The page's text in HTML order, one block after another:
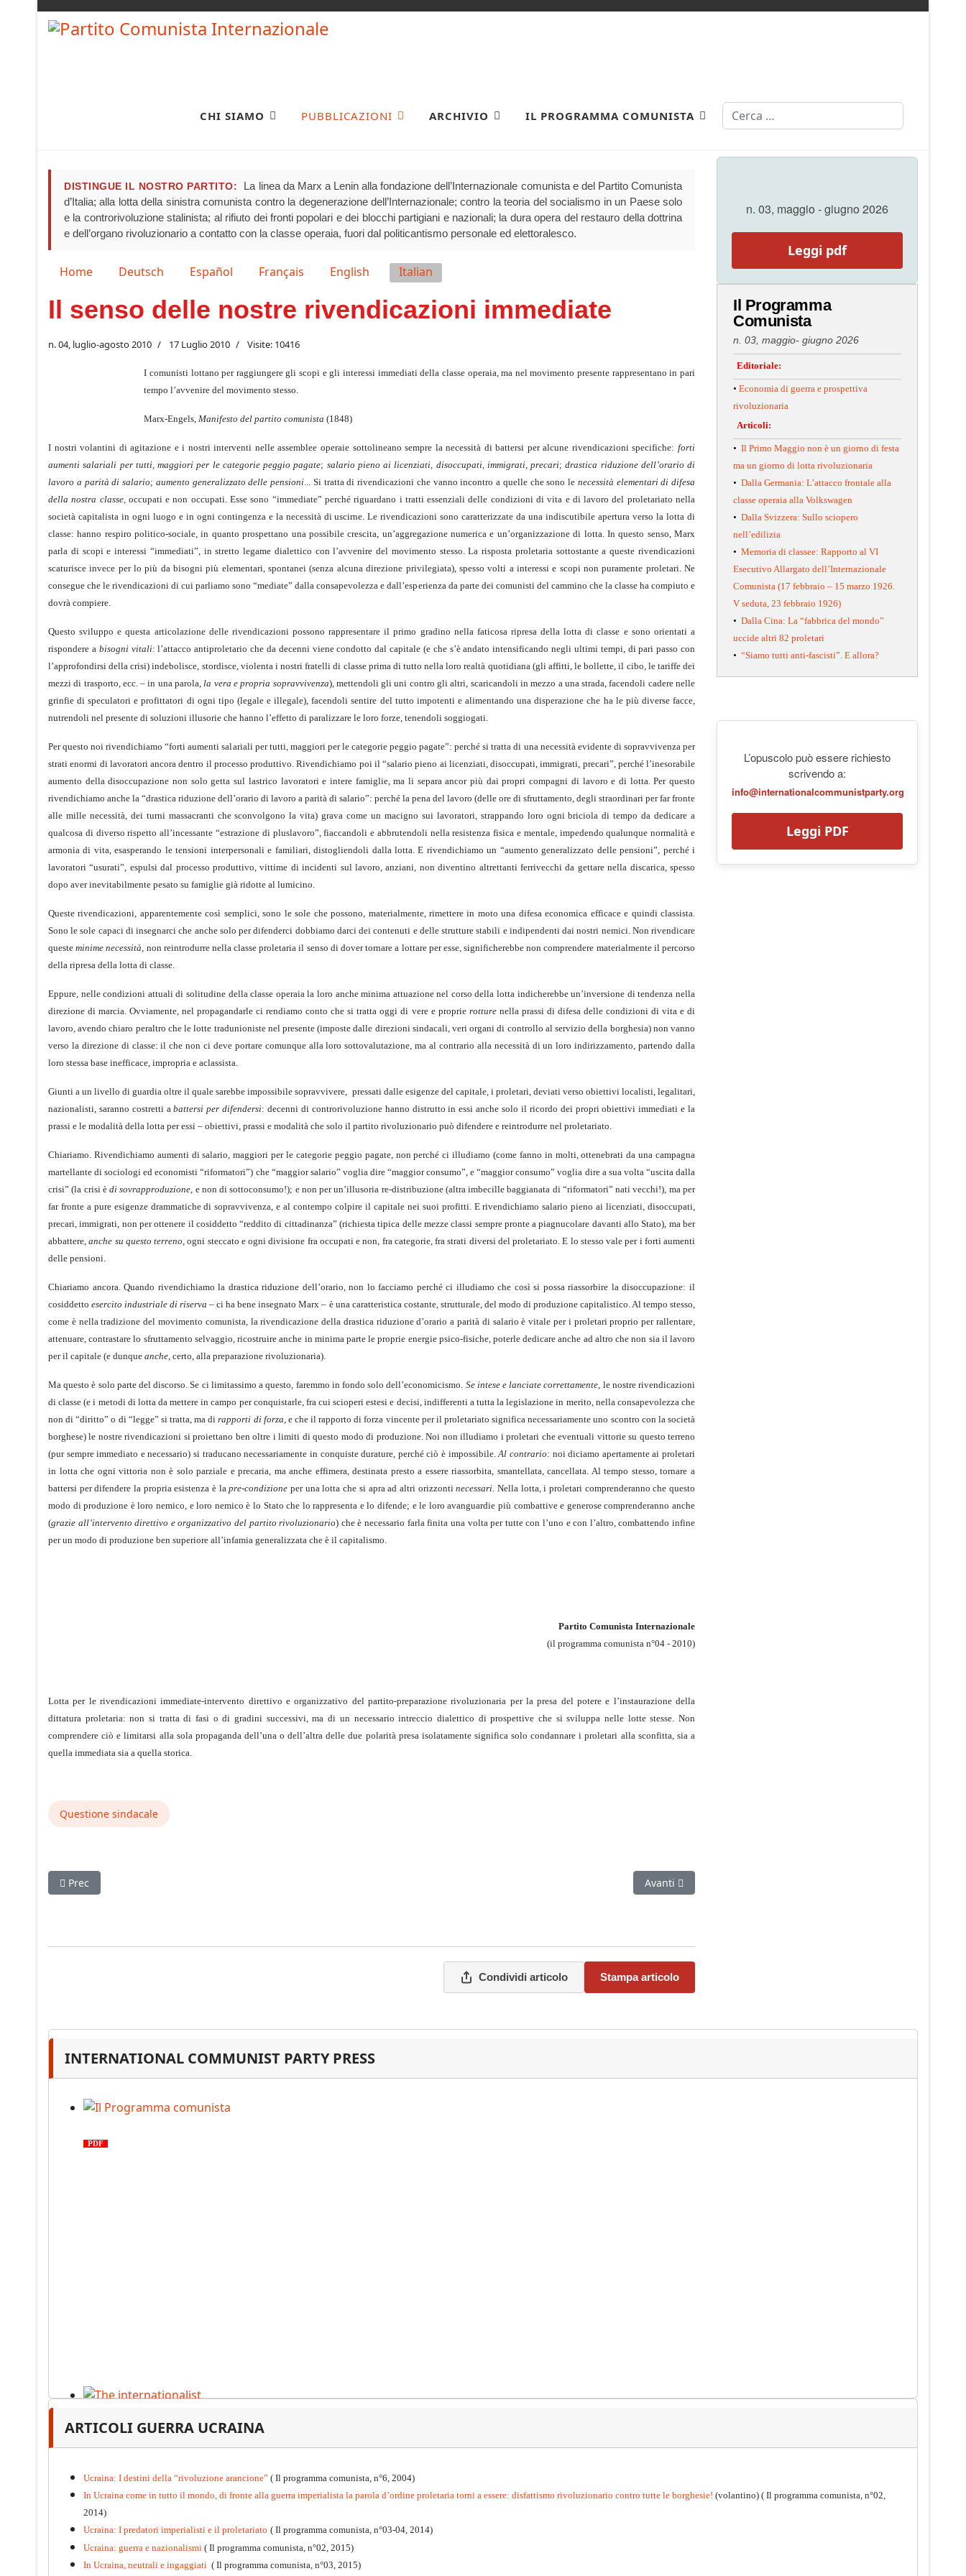
CHI SIAMO PUBBLICAZIONI ARCHIVIO IL PROGRAMMA COMUNISTA Cerca
DISTINGUE IL NOSTRO PARTITO:
La linea da Marx a Lenin alla fondazione dell’Internazionale comunista e del Partito Comunista
d’Italia; alla lotta della sinistra comunista contro la degenerazione dell’Internazionale; contro la teoria del socialismo in un Paese solo
e la controrivoluzione stalinista; al rifiuto dei fronti popolari e dei blocchi partigiani e nazionali; la dura opera del restauro della dottrina
e dell’organo rivoluzionario a contatto con la classe operaia, fuori dal politicantismo personale ed elettoralesco.
Seleziona la tua lingua
Home Deutsch Español Français English Italian
Il senso delle nostre rivendicazioni immediate
n. 04, luglio-agosto 2010 17 Luglio 2010 Visite: 10416
I comunisti lottano per raggiungere gli scopi e gli interessi immediati della classe operaia, ma nel movimento presente rappresentano in pari
tempo l’avvenire del movimento stesso.
Marx-Engels, Manifesto del partito comunista (1848)
I nostri volantini di agitazione e i nostri interventi nelle assemblee operaie sottolineano sempre la necessità di battersi per alcune rivendicazioni specifiche: forti
aumenti salariali per tutti, maggiori per le categorie peggio pagate; salario pieno ai licenziati, disoccupati, immigrati, precari;drastica riduzione dell’orario di
lavoro a parità di salario; aumento generalizzato delle pensioni ... Si tratta di rivendicazioni che vanno incontro a quelle che sono le necessità elementari di difesa
della nostra classe, occupati e non occupati. Esse sono “immediate” perché riguardano i tratti essenziali delle condizioni di vita e di lavoro del proletariato nella
società capitalista in ogni luogo e in ogni contingenza e la necessità di uscirne. Le rivendicazioni sono caratterizzate da una indiscutibile apertura verso la lotta di
classe: hanno respiro politico-sociale, in quanto prospettano una possibile crescita, un’aggregazione numerica e un’organizzazione di lotta. In questo senso, Marx
parla di scopi e interessi “immediati”, in stretto legame dialettico con l’avvenire del movimento stesso. La risposta proletaria sottostante a queste rivendicazioni
scaturisce invece per lo più da bisogni più elementari, spontanei (senza alcuna direzione privilegiata), spesso volti a interessi e scopi non puramente proletari. Ne
consegue che le rivendicazioni di cui parliamo sono “mediate” dalla consapevolezza e dall’esperienza da parte dei comunisti del cammino che la classe ha compiuto e
dovrà compiere.
Questo sviluppo e questa articolazione delle rivendicazioni possono rappresentare il primo gradino nella faticosa ripresa della lotta di classe e sono orientati a
rispondere a bisogni vitali: l’attacco antiproletario che da decenni viene condotto dal capitale (e che s’è andato intensificando negli ultimi tempi, di pari passo con
l’approfondirsi della crisi) indebolisce, stordisce, violenta i nostri fratelli di classe prima di tutto nella loro realtà quotidiana (gli affitti, le bollette, il cibo, le tariffe dei
mezzi di trasporto, ecc. – in una parola, la vera e propria sopravvivenza), mettendoli gli uni contro gli altri, scaricandoli in mezzo a una strada, facendoli cadere nelle
grinfie di speculatori e profittatori di ogni tipo (legale e illegale), facendoli sentire del tutto impotenti e alimentando una disperazione che ha le più diverse facce,
nutrendoli nel presente di soluzioni illusorie che hanno l’effetto di paralizzare le loro forze, tenendoli soggiogati.
Per questo noi rivendichiamo “forti aumenti salariali per tutti, maggiori per le categorie peggio pagate”: perché si tratta di una necessità evidente di sopravvivenza per
strati enormi di lavoratori ancora dentro il processo produttivo. Rivendichiamo poi il “salario pieno ai licenziati, disoccupati, immigrati, precari”, perché l’inesorabile
aumento della disoccupazione non solo getta sul lastrico lavoratori e intere famiglie, ma li separa ancor più dai propri compagni di lavoro e di lotta. Per questo
rivendichiamo anche la “drastica riduzione dell’orario di lavoro a parità di salario”: perché la pena del lavoro (delle ore di sfruttamento, degli straordinari per far fronte
alle mille necessità, dei turni massacranti che sconvolgono la vita) grava come un macigno sui lavoratori, strappando loro ogni briciola di tempo da dedicare a
qualcosa di diverso rispetto all’incessante “estrazione di pluslavoro”, fiaccandoli e abbrutendoli nella resistenza fisica e mentale, impedendo qualunque normalità e
armonia di vita, esasperando le tensioni interpersonali e familiari, distogliendoli dalla lotta. E rivendichiamo un “aumento generalizzato delle pensioni”, perché i
lavoratori “usurati”, espulsi dal processo produttivo, vittime di incidenti sul lavoro, anziani, non diventino altrettanti ferrivecchi da gettare nella discarica, spesso
dopo aver inevitabilmente pesato su famiglie già ridotte al lumicino.
Queste rivendicazioni, apparentemente così semplici, sono le sole che possono, materialmente, rimettere in moto una difesa economica efficace e quindi classista.
Sono le sole capaci di insegnarci che anche solo per difenderci dobbiamo darci dei contenuti e delle strutture stabili e indipendenti dai nostri nemici. Non rivendicare
questeminime necessità , non reintrodurre nella classe proletaria il senso di dover tornare a lottare per esse, significherebbe non comprendere materialmente il percorso
della ripresa della lotta di classe.
Eppure, nelle condizioni attuali di solitudine della classe operaia la loro anche minima attuazione nel corso della lotta indicherebbe un’inversione di tendenza nella
direzione di marcia. Ovviamente, nel propagandarle ci rendiamo conto che si tratta oggi di vere e proprie rotturenella prassi di difesa delle condizioni di vita e di
lavoro, avendo chiaro peraltro che le lotte tradunioniste nel presente (imposte dalle direzioni sindacali, veri organi di controllo al servizio della borghesia) non vanno
verso la direzione di classe: il che non ci deve portare comunque alla loro sottovalutazione, ma al contrario alla necessità di un loro indirizzamento, partendo dalla
loro stessa base inefficace, impropria e aclassista.
Giunti a un livello di guardia oltre il quale sarebbe impossibile sopravvivere,
pressati dalle esigenze del capitale, i proletari, deviati verso obiettivi localisti, legalitari,
nazionalisti, saranno costretti abattersi per difendersi: decenni di controrivoluzione hanno distrutto in essi anche solo il ricordo dei propri obiettivi immediati e la
prassi e le modalità della lotta per essi – obiettivi, prassi e modalità che solo il partito rivoluzionario può difendere e reintrodurre nel proletariato.
Chiariamo. Rivendichiamo aumenti di salario, maggiori per le categorie peggio pagate, non perché ci illudiamo (come fanno in molti, ottenebrati da una campagna
martellante di sociologi ed economisti “riformatori”) che “maggior salario” voglia dire “maggior consumo”, e “maggior consumo” voglia dire a sua volta “uscita dalla
crisi” (la crisi èdi sovrapproduzione , e non di sottoconsumo!); e non per un’illusoria re-distribuzione (altra imbecille baggianata di “riformatori” nati vecchi!), ma per
far fronte a pure esigenze drammatiche di sopravvivenza, e al contempo colpire il capitale nei suoi profitti. E rivendichiamo salario pieno ai licenziati, disoccupati,
precari, immigrati, non per ottenere il cosiddetto “reddito di cittadinanza” (richiesta tipica delle mezze classi sempre pronte a piagnucolare davanti allo Stato), ma ber
abbattere,anche su questo terreno , ogni steccato e ogni divisione fra occupati e non, fra categorie, fra strati diversi del proletariato. E lo stesso vale per i forti aumenti
delle pensioni.
Chiariamo ancora. Quando rivendichiamo la drastica riduzione dell’orario, non lo facciamo perché ci illudiamo che così si possa riassorbire la disoccupazione: il
cosiddettoesercito industriale di riserva – ci ha bene insegnato Marx – è una caratteristica costante, strutturale, del modo di produzione capitalistico. Al tempo stesso,
come è nella tradizione del movimento comunista, la rivendicazione della drastica riduzione d’orario a parità di salario è vitale per i proletari proprio per rallentare,
attenuare, contrastare lo sfruttamento selvaggio, ricostruire anche in minima parte le proprie energie psico-fisiche, poterle dedicare anche ad altro che non sia il lavoro
per il capitale (e dunque anche , certo, alla preparazione rivoluzionaria).
Ma questo è solo parte del discorso. Se ci limitassimo a questo, faremmo in fondo solo dell’economicismo. Se intese e lanciate correttamente , le nostre rivendicazioni
di classe (e i metodi di lotta da mettere in campo per conquistarle, fra cui scioperi estesi e decisi, indifferenti a tutta la legislazione in merito, nella consapevolezza che
non di “diritto” o di “legge” si tratta, ma dirapporti di forza , e che il rapporto di forza vincente per il proletariato significa necessariamente uno scontro con la società
borghese) le nostre rivendicazioni si proiettano ben oltre i limiti di questo modo di produzione. Noi non illudiamo i proletari che eventuali vittorie su questo terreno
(pur sempre immediato e necessario) si traducano necessariamente in conquiste durature, perché ciò è impossibile.Al contrario: noi diciamo apertamente ai proletari
in lotta che ogni vittoria non è solo parziale e precaria, ma anche effimera, destinata presto a essere riassorbita, smantellata, cancellata. Al tempo stesso, tornare a
battersi per difendere la propria esistenza è lapre-condizione per una lotta che si apra ad altri orizzontinecessari . Nella lotta, i proletari comprenderanno che questo
modo di produzione è loro nemico, e loro nemico è lo Stato che lo rappresenta e lo difende; e le loro avanguardie più combattive e generose comprenderanno anche
(grazie all’intervento direttivo e organizzativo del partito rivoluzionario) che è necessario farla finita una volta per tutte con l’uno e con l’altro, combattendo infine
per un modo di produzione ben superiore all’infamia generalizzata che è il capitalismo.
Partito Comunista Internazionale
(il programma comunista n°04 - 2010)
Lotta per le rivendicazioni immediate-intervento direttivo e organizzativo del partito-preparazione rivoluzionaria per la presa del potere e l’instaurazione della
dittatura proletaria: non si tratta di fasi o di gradini successivi, ma di un necessario intreccio dialettico di prospettive che si sviluppa nelle lotte stesse. Non
comprendere ciò e limitarsi alla sola propaganda dell’una o dell’altra delle due polarità presa isolatamente significa solo condannare i proletari alla sconfitta, sia a
quella immediata sia a quella storica.
Questione sindacale
Articolo precedente: Pomigliano insegna
Prec Articolo successivo: La marea nera del capitalismo (Il disastro
Avanti
Condividi articolo Stampa articolo
n. 03, maggio - giugno 2026
Leggi pdf
Il Programma
Comunista
n. 03, maggio- giugno 2026
Editoriale:
• Economia di guerra e prospettiva
rivoluzionaria
Articoli:
• Il Primo Maggio non è un giorno di festa
ma un giorno di lotta rivoluzionaria
• Dalla Germania: L’attacco frontale alla
classe operaia alla Volkswagen
• Dalla Svizzera: Sullo sciopero
nell’edilizia
• Memoria di classee: Rapporto al VI
Esecutivo Allargato dell’Internazionale
Comunista (17 febbraio – 15 marzo 1926.
V seduta, 23 febbraio 1926)
• Dalla Cina: La “fabbrica del mondo”
uccide altri 82 proletari
• “Siamo tutti anti-fascisti”. E allora?
L’opuscolo può essere richiesto
scrivendo a:
info@internationalcommunistparty.org
Leggi PDF
INTERNATIONAL COMMUNIST PARTY PRESS
PDF
PDF n.12, 2026
ARTICOLI GUERRA UCRAINA
Ucraina: I destini della “rivoluzione arancione” ( Il programma comunista, n°6, 2004)
In Ucraina come in tutto il mondo, di fronte alla guerra imperialista la parola d’ordine proletaria torni a essere: disfattismo rivoluzionario contro tutte le borghesie! (volantino) ( Il programma comunista, n°02,
2014)
Ucraina: I predatori imperialisti e il proletariato ( Il programma comunista, n°03-04, 2014)
Ucraina: guerra e nazionalismi ( Il programma comunista, n°02, 2015)
In Ucraina, neutrali e ingaggiati ( Il programma comunista, n°03, 2015)